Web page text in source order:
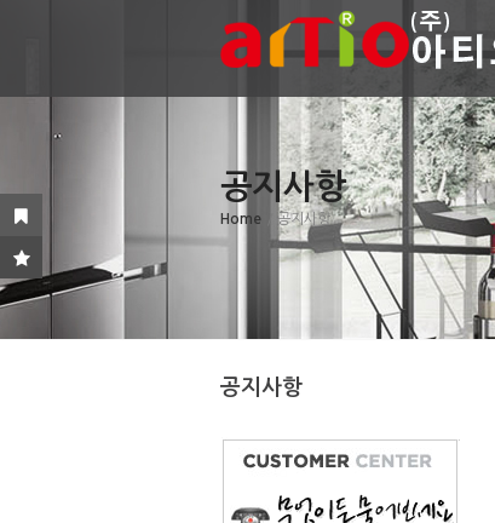
공지사항
Home / 공지사항
공지사항
Sketchbook5, 스케치북5
Sketchbook5, 스케치북5
Sketchbook5, 스케치북5
Sketchbook5, 스케치북5